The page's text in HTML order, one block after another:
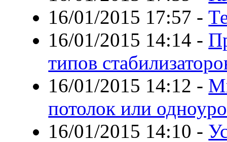
16/01/2015 17:57 -
16/01/2015 14:14 -
типов
16/01/2015 14:12 -
потолок или
16/01/2015 14:10 -